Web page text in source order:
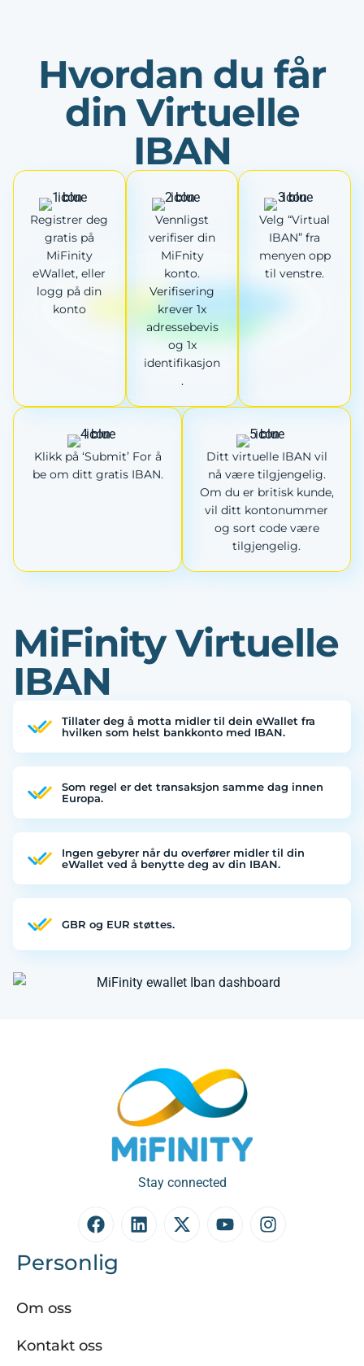
Hvordan du får
din Virtuelle
IBAN
Registrer deg
gratis på
MiFinity
eWallet, eller
logg på din
konto
Vennligst
verifiser din
MiFnity
konto.
Verifisering
krever 1x
adressebevis
og 1x
identifikasjon
.
Velg “Virtual
IBAN” fra
menyen opp
til venstre.
Klikk på ‘Submit’ For å
be om ditt gratis IBAN.
Ditt virtuelle IBAN vil
nå være tilgjengelig.
Om du er britisk kunde,
vil ditt kontonummer
og sort code være
tilgjengelig.
MiFinity Virtuelle
IBAN
Tillater deg å motta midler til dein eWallet fra
hvilken som helst bankkonto med IBAN.
Som regel er det transaksjon samme dag innen
Europa.
Ingen gebyrer når du overfører midler til din
eWallet ved å benytte deg av din IBAN.
GBR og EUR støttes.
Stay connected
Personlig
Om oss
Kontakt oss